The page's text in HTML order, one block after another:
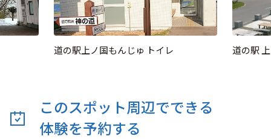
道の駅上ノ国もんじゅ トイレ 道の駅
このスポット周辺でできる
体験を予約する